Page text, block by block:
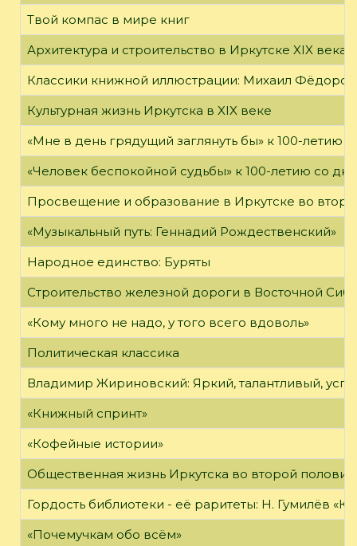
Твой компас в мире книг
Архитектура и строительство в Иркутске XIX века
Классики книжной иллюстрации: Михаил Фёдоров
Культурная жизнь Иркутска в XIX веке
«Мне в день грядущий заглянуть бы» к 100-летию
«Человек беспокойной судьбы» к 100-летию со
Просвещение и образование в Иркутске во
«Музыкальный путь: Геннадий Рождественский»
Народное единство: Буряты
Строительство железной дороги в Восточной
«Кому много не надо, у того всего вдоволь»
Политическая классика
Владимир Жириновский: Яркий, талантливый,
«Книжный спринт»
«Кофейные истории»
Общественная жизнь Иркутска во второй
Гордость библиотеки - её раритеты: Н. Гумилёв
«Почемучкам обо всём»